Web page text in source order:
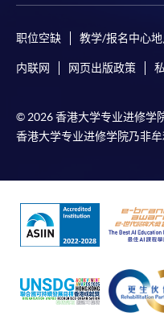
职位空缺 教学/报名中心地
内联网 网页出版政策
© 2026 香港大学专业进修学
香港大学专业进修学院乃非